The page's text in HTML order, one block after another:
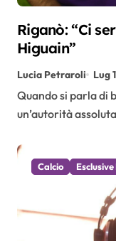
Riganò: “Ci
Higuain”
Lucia Petraroli Lug
Quando si parla di bomber, Christian Riganò è
un’autorità
Calcio Esclusive